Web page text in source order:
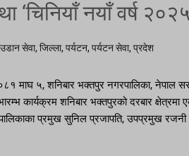
‘चिनियाँ नयाँ वर्ष
उडान सेवा, जिल्ला, पर्यटन, पर्यटन सेवा, प्रदेश
माघ ५, शनिबार भक्तपुर नगरपालिका, नेपाल
कार्यक्रम शनिबार भक्तपुरको दरबार
प्रमुख सुनिल प्रजापति, उपप्रमुख रजनी